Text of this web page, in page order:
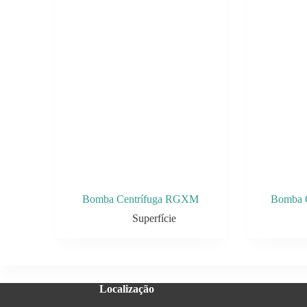
Bomba Centrífuga RGXM
Superfície
Bomba
Localização